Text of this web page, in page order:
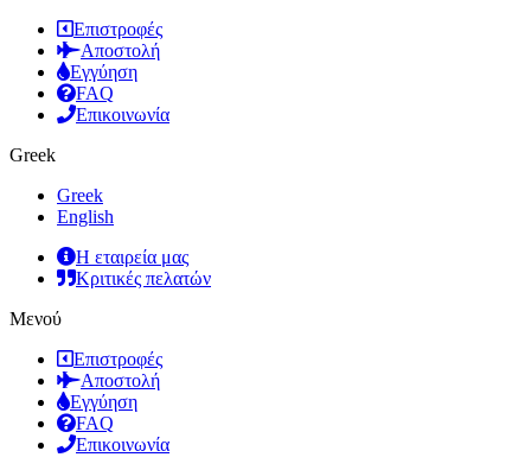
Επιστροφές
Αποστολή
Εγγύηση
FAQ
Επικοινωνία
Greek
Greek
English
Η εταιρεία μας
Κριτικές πελατών
Μενού
Επιστροφές
Αποστολή
Εγγύηση
FAQ
Επικοινωνία